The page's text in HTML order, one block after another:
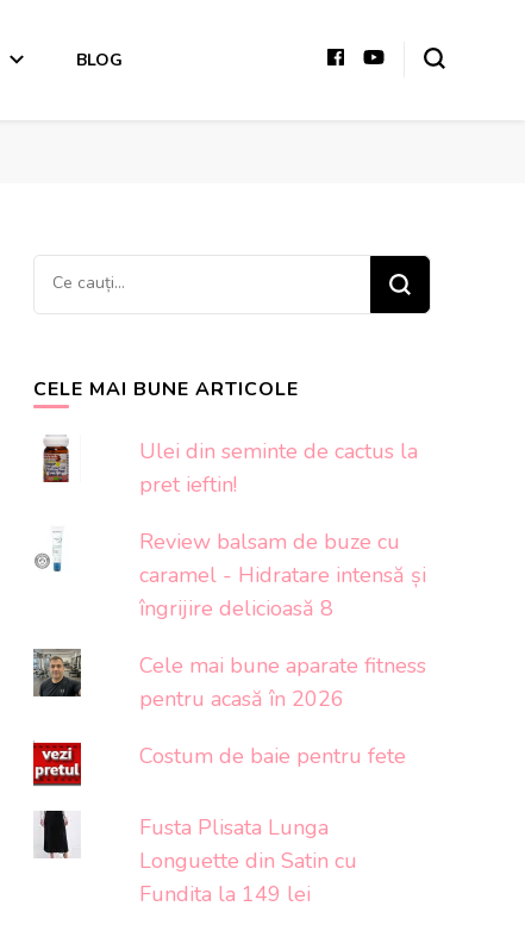
BLOG
Cauți
ceva?
CELE MAI BUNE ARTICOLE
Ulei din seminte de cactus la
pret ieftin!
Review balsam de buze cu
caramel - Hidratare intensă și
îngrijire delicioasă 8
Cele mai bune aparate fitness
pentru acasă în 2026
Costum de baie pentru fete
Fusta Plisata Lunga
Longuette din Satin cu
Fundita la 149 lei